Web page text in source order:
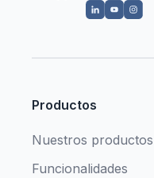
Productos
Nuestros productos
Funcionalidades